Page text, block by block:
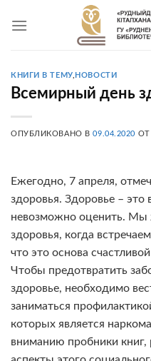
КНИГИ В ТЕМУ, НОВОСТИ
Всемирный день
ОПУБЛИКОВАНО В09.04.2020 ОТ
Ежегодно, 7 апреля,
здоровья. Здоровье – это
невозможно оценить. Мы
здоровья, когда
что это основа
Чтобы предотвратить
здоровье, необходимо
заниматься
которых является
вниманию пробники